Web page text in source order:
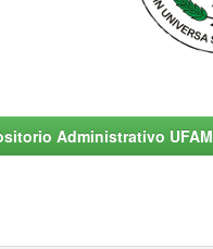
Administrativo UFAM